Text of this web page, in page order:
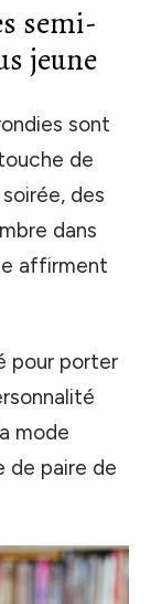
semi-
jeune
sont
de
des
dans
affirment
pour porter
mode
paire de